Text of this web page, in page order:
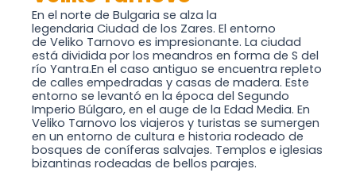
En el norte de Bulgaria se alza la
legendaria Ciudad de los Zares. El entorno
de Veliko Tarnovo es impresionante. La ciudad
está dividida por los meandros en forma de S del
río Yantra.En el caso antiguo se encuentra repleto
de calles empedradas y casas de madera. Este
entorno se levantó en la época del Segundo
Imperio Búlgaro, en el auge de la Edad Media. En
Veliko Tarnovo los viajeros y turistas se sumergen
en un entorno de cultura e historia rodeado de
bosques de coníferas salvajes. Templos e iglesias
bizantinas rodeadas de bellos parajes.